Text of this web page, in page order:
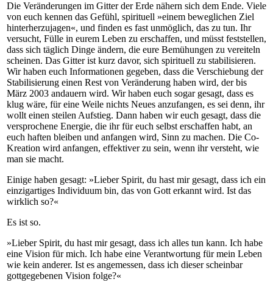
Die Veränderungen im Gitter der Erde nähern sich dem Ende. Viele
von euch kennen das Gefühl, spirituell »einem beweglichen Ziel
hinterherzujagen«, und finden es fast unmöglich, das zu tun. Ihr
versucht, Fülle in eurem Leben zu erschaffen, und müsst feststellen,
dass sich täglich Dinge ändern, die eure Bemühungen zu vereiteln
scheinen. Das Gitter ist kurz davor, sich spirituell zu stabilisieren.
Wir haben euch Informationen gegeben, dass die Verschiebung der
Stabilisierung einen Rest von Veränderung haben wird, der bis
März 2003 andauern wird. Wir haben euch sogar gesagt, dass es
klug wäre, für eine Weile nichts Neues anzufangen, es sei denn, ihr
wollt einen steilen Aufstieg. Dann haben wir euch gesagt, dass die
versprochene Energie, die ihr für euch selbst erschaffen habt, an
euch haften bleiben und anfangen wird, Sinn zu machen. Die Co-
Kreation wird anfangen, effektiver zu sein, wenn ihr versteht, wie
man sie macht.
Einige haben gesagt: »Lieber Spirit, du hast mir gesagt, dass ich ein
einzigartiges Individuum bin, das von Gott erkannt wird. Ist das
wirklich so?«
Es ist so.
»Lieber Spirit, du hast mir gesagt, dass ich alles tun kann. Ich habe
eine Vision für mich. Ich habe eine Verantwortung für mein Leben
wie kein anderer. Ist es angemessen, dass ich dieser scheinbar
gottgegebenen Vision folge?«